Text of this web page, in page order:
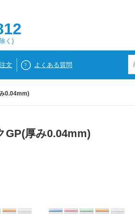
く)
文 よくある質問
0.04mm)
GP(厚み0.04mm)